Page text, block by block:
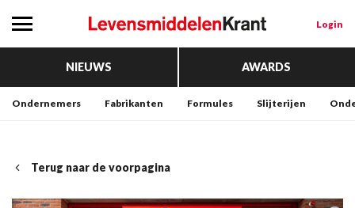
Login
NIEUWS AWARDS
Ondernemers Fabrikanten Formules Slijterijen
Terug naar de voorpagina